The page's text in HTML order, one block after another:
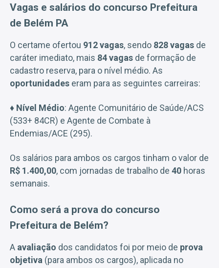
Vagas e salários do concurso Prefeitura
de Belém PA
O certame ofertou 912 vagas, sendo 828 vagas de
caráter imediato, mais 84 vagas de formação de
cadastro reserva, para o nível médio. As
oportunidades eram para as seguintes carreiras:
♦ Nível Médio: Agente Comunitário de Saúde/ACS
(533+ 84CR) e Agente de Combate à
Endemias/ACE (295).
Os salários para ambos os cargos tinham o valor de
R$ 1.400,00, com jornadas de trabalho de 40 horas
semanais.
Como será a prova do concurso
Prefeitura de Belém?
A avaliação dos candidatos foi por meio de prova
objetiva (para ambos os cargos), aplicada no